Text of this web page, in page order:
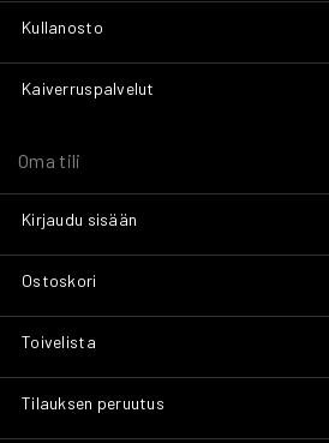
Kullanosto
Kaiverruspalvelut
Oma tili
Kirjaudu sisään
Ostoskori
Toivelista
Tilauksen peruutus